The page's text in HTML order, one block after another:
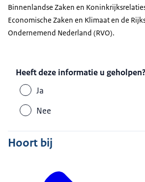
Binnenlandse Zaken en
Economische Zaken en Klimaat en de
Ondernemend Nederland (RVO).
Heeft deze informatie u
Ja
Nee
Hoort bij